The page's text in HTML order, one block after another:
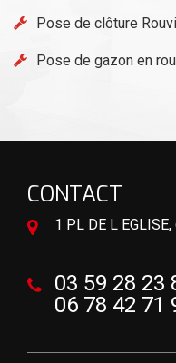
Pose de clôture
Pose de gazon en
CONTACT
1 PL DE L
03 59 28 23
06 78 42 71